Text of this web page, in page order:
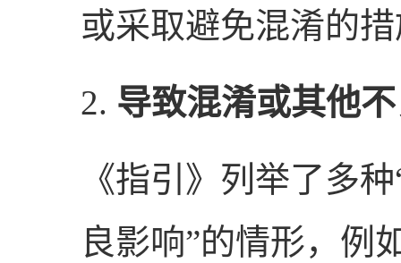
或采取避免混淆的
2. 导致混淆或其他
《指引》列举了多
良影响”的情形，例